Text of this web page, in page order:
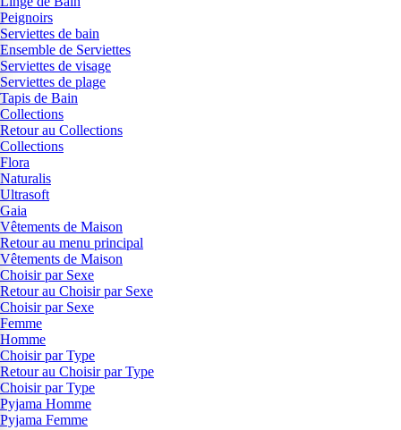
Peignoirs
Serviettes de bain
Ensemble de Serviettes
Serviettes de visage
Serviettes de plage
Tapis de Bain
Collections
Retour au Collections
Collections
Flora
Naturalis
Ultrasoft
Gaia
Vêtements de Maison
Retour au menu principal
Vêtements de Maison
Choisir par Sexe
Retour au Choisir par Sexe
Choisir par Sexe
Femme
Homme
Choisir par Type
Retour au Choisir par Type
Choisir par Type
Pyjama Homme
Pyjama Femme